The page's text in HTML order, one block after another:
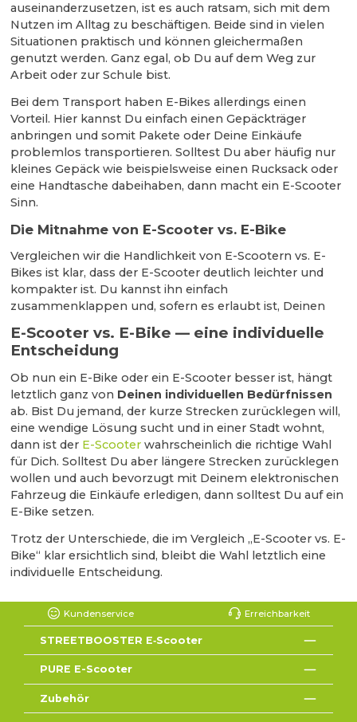
auseinanderzusetzen, ist es auch ratsam, sich mit dem
Nutzen im Alltag zu beschäftigen. Beide sind in vielen
Situationen praktisch und können gleichermaßen
genutzt werden. Ganz egal, ob Du auf dem Weg zur
Arbeit oder zur Schule bist.
Bei dem Transport haben E-Bikes allerdings einen
Vorteil. Hier kannst Du einfach einen Gepäckträger
anbringen und somit Pakete oder Deine Einkäufe
problemlos transportieren. Solltest Du aber häufig nur
kleines Gepäck wie beispielsweise einen Rucksack oder
eine Handtasche dabeihaben, dann macht ein E-Scooter
Sinn.
Die Mitnahme von E-Scooter vs. E-Bike
Vergleichen wir die Handlichkeit von E-Scootern vs. E-
Bikes ist klar, dass der E-Scooter deutlich leichter und
kompakter ist. Du kannst ihn einfach
zusammenklappen und, sofern es erlaubt ist, Deinen
E-Scooter vs. E-Bike — eine individuelle
Entscheidung
Ob nun ein E-Bike oder ein E-Scooter besser ist, hängt
letztlich ganz von Deinen individuellen Bedürfnissen
ab. Bist Du jemand, der kurze Strecken zurücklegen will,
eine wendige Lösung sucht und in einer Stadt wohnt,
dann ist der E-Scooterwahrscheinlich die richtige Wahl
für Dich. Solltest Du aber längere Strecken zurücklegen
wollen und auch bevorzugt mit Deinem elektronischen
Fahrzeug die Einkäufe erledigen, dann solltest Du auf ein
E-Bike setzen.
Trotz der Unterschiede, die im Vergleich „E-Scooter vs. E-
Bike“ klar ersichtlich sind, bleibt die Wahl letztlich eine
individuelle Entscheidung.
Kundenservice Erreichbarkeit
STREETBOOSTER E‑Scooter
PURE E-Scooter
Zubehör